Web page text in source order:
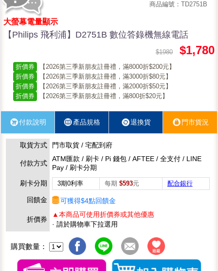
商品編號：TD2751B
大螢幕電量顯示
【Philips 飛利浦】D2751B 數位答錄機無線電話
$1980 $1,780
折價券
【2026第三季新朋友註冊禮，滿8000折$200元】
折價券
【2026第三季新朋友註冊禮，滿3000折$80元】
折價券
【2026第三季新朋友註冊禮，滿2000折$50元】
折價券
【2026第三季新朋友註冊禮，滿800折$20元】
付款說明 產品規格 退換貨 門市貨況
取貨方式 門市取貨 / 宅配到府
付款方式
ATM匯款 / 刷卡 / Pi 錢包 / AFTEE / 全支付 / LINE
Pay / 刷卡分期
刷卡分期
3期0利率 每期 $593元 配合銀行
回饋金 可獲得$4點回饋金
折價券
▲本商品可使用折價券或其他優惠
· 請於購物車下拉選用
購買數量：